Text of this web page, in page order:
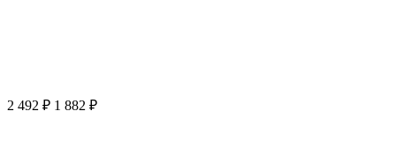
2 492 ₽ 1 882 ₽